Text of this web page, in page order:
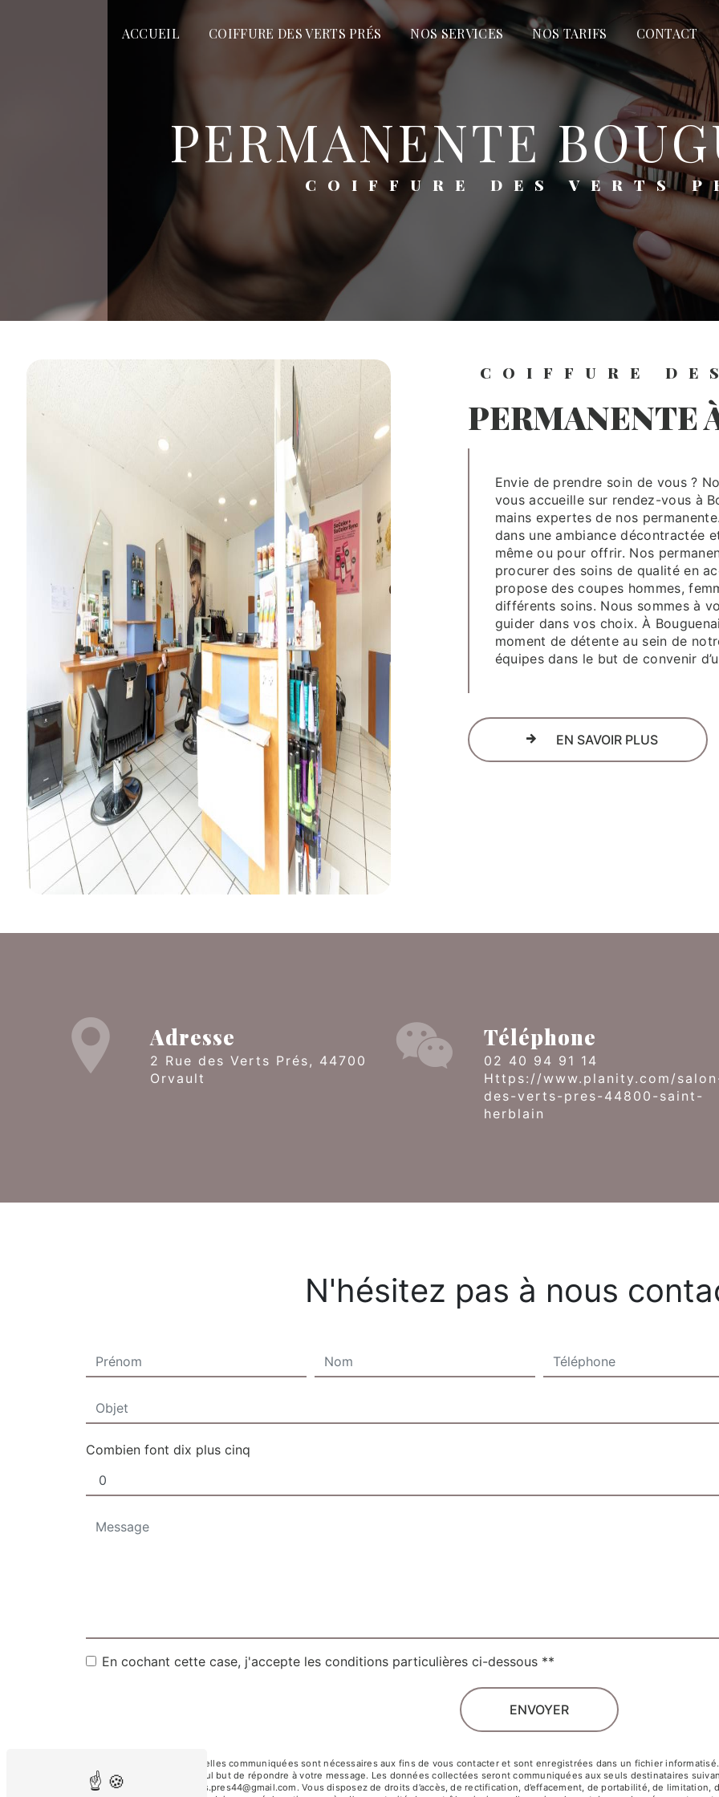
ACCUEIL COIFFURE DES VERTS PRÉS NOS SERVICES NOS TARIFS CONTACT
PERMANENTE
COIFFURE DES VERTS
COIFFURE
PERMANENTE
Envie de prendre soin de vous ? Notre salon de permanente, Coiffure des verts près
vous accueille sur rendez-vous à
mains expertes de nos
dans une ambiance décontractée
même ou pour offrir. Nos
procurer des soins de qualité en
propose des coupes hommes,
différents soins. Nous sommes à
guider dans vos choix. À
moment de détente au sein de
équipes dans le but de convenir
EN SAVOIR PLUS
Adresse
2 Rue des Verts Prés, 44700
Orvault
Téléphone
02 40 94 91 14
https://www.planity.com/salon-
des-verts-pres-44800-saint-
herblain
N'hésitez pas à nous
Combien font dix plus cinq
En cochant cette case, j'accepte les conditions particulières ci-dessous **
ENVOYER
** Les données personnelles communiquées sont nécessaires aux fins de vous contacter et sont enregistrées dans un fichier
sous-traitants dans le seul but de répondre à votre message. Les données collectées seront communiquées aux seuls destinataires
Orvault coiffure.des.verts.pres44@gmail.com. Vous disposez de droits d’accès, de rectification, d’effacement, de portabilité, de